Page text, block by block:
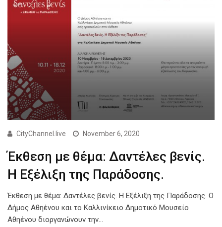
CityChannel.live November 6, 2020
Έκθεση με θέμα: Δαντέλες βενίς.
Η Εξέλιξη της Παράδοσης.
Έκθεση με θέμα: Δαντέλες βενίς. Η Εξέλιξη της Παράδοσης. Ο
Δήμος Αθηένου και το Καλλινίκειο Δημοτικό Μουσείο
Αθηένου διοργανώνουν την…